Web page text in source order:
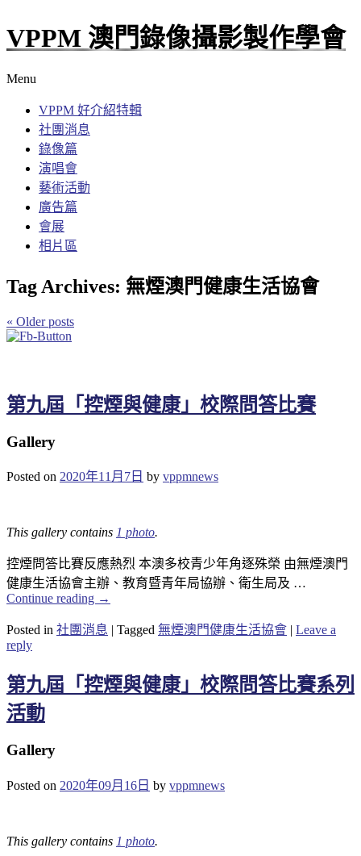
VPPM 澳門錄像攝影製作學會
Menu
VPPM 好介紹特輯
社團消息
錄像篇
演唱會
藝術活動
廣告篇
會展
相片區
Tag Archives: 無煙澳門健康生活協會
« Older posts
第九屆「控煙與健康」校際問答比賽
Gallery
Posted on 2020年11月7日 by vppmnews
This gallery contains 1 photo.
控煙問答比賽反應熱烈 本澳多校青少年角逐殊榮 由無煙澳門
健康生活協會主辦、教育暨青年局協辦、衛生局及 …
Continue reading →
Posted in 社團消息 | Tagged 無煙澳門健康生活協會 | Leave a
reply
第九屆「控煙與健康」校際問答比賽系列
活動
Gallery
Posted on 2020年09月16日 by vppmnews
This gallery contains 1 photo.